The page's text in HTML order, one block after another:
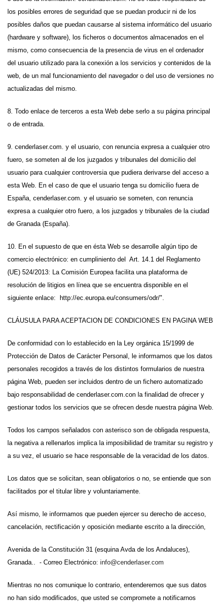
los posibles errores de seguridad que se puedan producir ni de los
posibles daños que puedan causarse al sistema informático del usuario
(hardware y software), los ficheros o documentos almacenados en el
mismo, como consecuencia de la presencia de virus en el ordenador
del usuario utilizado para la conexión a los servicios y contenidos de la
web, de un mal funcionamiento del navegador o del uso de versiones no
actualizadas del mismo.
8. Todo enlace de terceros a esta Web debe serlo a su página principal
o de entrada.
9. cenderlaser.com. y el usuario, con renuncia expresa a cualquier otro
fuero, se someten al de los juzgados y tribunales del domicilio del
usuario para cualquier controversia que pudiera derivarse del acceso a
esta Web. En el caso de que el usuario tenga su domicilio fuera de
España, cenderlaser.com. y el usuario se someten, con renuncia
expresa a cualquier otro fuero, a los juzgados y tribunales de la ciudad
de Granada (España).
10. En el supuesto de que en ésta Web se desarrolle algún tipo de
comercio electrónico: en cumpliniento del Art. 14.1 del Reglamento
(UE) 524/2013: La Comisión Europea facilita una plataforma de
resolución de litigios en línea que se encuentra disponible en el
siguiente enlace: http://ec.europa.eu/consumers/odr/".
CLÁUSULA PARA ACEPTACION DE CONDICIONES EN PAGINA WEB
De conformidad con lo establecido en la Ley orgánica 15/1999 de
Protección de Datos de Carácter Personal, le informamos que los datos
personales recogidos a través de los distintos formularios de nuestra
página Web, pueden ser incluidos dentro de un fichero automatizado
bajo responsabilidad de cenderlaser.com.con la finalidad de ofrecer y
gestionar todos los servicios que se ofrecen desde nuestra página Web.
Todos los campos señalados con asterisco son de obligada respuesta,
la negativa a rellenarlos implica la imposibilidad de tramitar su registro y
a su vez, el usuario se hace responsable de la veracidad de los datos.
Los datos que se solicitan, sean obligatorios o no, se entiende que son
facilitados por el titular libre y voluntariamente.
Así mismo, le informamos que pueden ejercer su derecho de acceso,
cancelación, rectificación y oposición mediante escrito a la dirección,
Avenida de la Constitución 31 (esquina Avda de los Andaluces),
Granada.. - Correo Electrónico: info@cenderlaser.com
Mientras no nos comunique lo contrario, entenderemos que sus datos
no han sido modificados, que usted se compromete a notificarnos